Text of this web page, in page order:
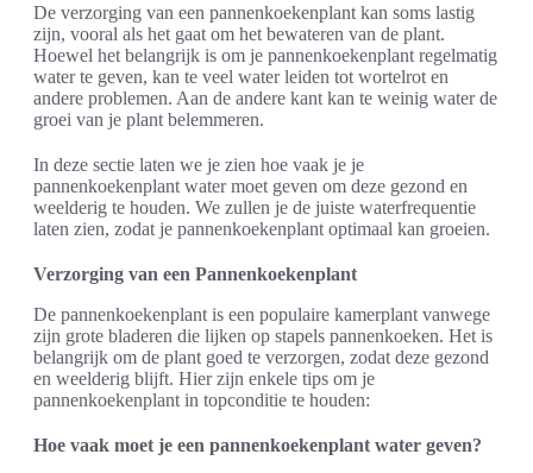
De verzorging van een pannenkoekenplant kan soms lastig
zijn, vooral als het gaat om het bewateren van de plant.
Hoewel het belangrijk is om je pannenkoekenplant regelmatig
water te geven, kan te veel water leiden tot wortelrot en
andere problemen. Aan de andere kant kan te weinig water de
groei van je plant belemmeren.
In deze sectie laten we je zien hoe vaak je je
pannenkoekenplant water moet geven om deze gezond en
weelderig te houden. We zullen je de juiste waterfrequentie
laten zien, zodat je pannenkoekenplant optimaal kan groeien.
Verzorging van een Pannenkoekenplant
De pannenkoekenplant is een populaire kamerplant vanwege
zijn grote bladeren die lijken op stapels pannenkoeken. Het is
belangrijk om de plant goed te verzorgen, zodat deze gezond
en weelderig blijft. Hier zijn enkele tips om je
pannenkoekenplant in topconditie te houden:
Hoe vaak moet je een pannenkoekenplant water geven?